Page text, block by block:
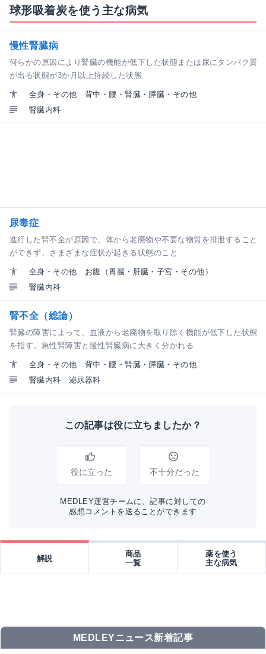
球形吸着炭を使う主な病気
慢性腎臓病
何らかの原因により腎臓の機能が低下した状態または尿にタンパク質
が出る状態が3か月以上持続した状態
全身・その他
背中・腰・腎臓・膵臓・その他
腎臓内科
尿毒症
進行した腎不全が原因で、体から老廃物や不要な物質を排泄すること
ができず、さまざまな症状が起きる状態のこと
全身・その他
お腹（胃腸・肝臓・子宮・その他）
腎臓内科
腎不全（総論）
腎臓の障害によって、血液から老廃物を取り除く機能が低下した状態
を指す。急性腎障害と慢性腎臓病に大きく分かれる
全身・その他
背中・腰・腎臓・膵臓・その他
腎臓内科
泌尿器科
この記事は役に立ちましたか？
役に立った 不十分だった
MEDLEY運営チームに、記事に対しての
感想コメントを送ることができます
解説
商品
一覧
薬を使う
主な病気
MEDLEYニュース新着記事